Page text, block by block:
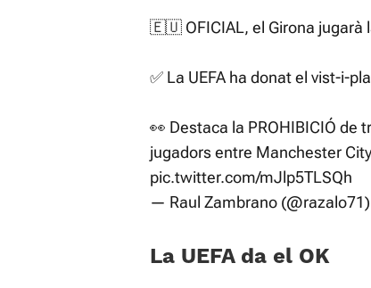
🇪🇺 OFICIAL, el Girona jugarà
✅ La UEFA ha donat el vist-i-
👀 Destaca la PROHIBICIÓ de
jugadors entre Manchester
pic.twitter.com/mJlp5TLSQh
— Raul Zambrano (@razalo71)
La UEFA da el OK